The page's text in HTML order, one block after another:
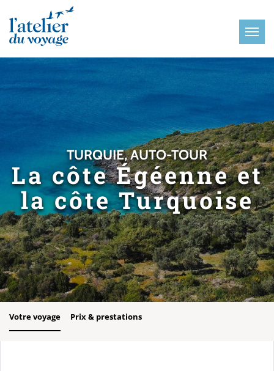
TURQUIE, AUTO-TOUR
La côte Égéenne et
la côte Turquoise
Votre voyage Prix & prestations
Panneau de gestion des cookies